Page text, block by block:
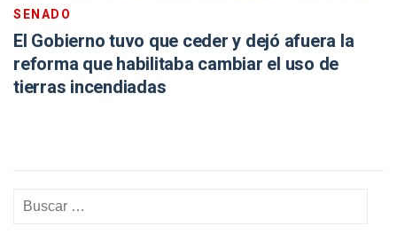
SENADO
El Gobierno tuvo que ceder y dejó afuera la
reforma que habilitaba cambiar el uso de
tierras incendiadas